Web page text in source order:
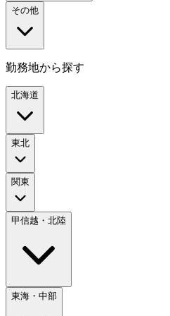
その他
勤務地から探す
北海道
東北
関東
甲信越・北陸
東海・中部